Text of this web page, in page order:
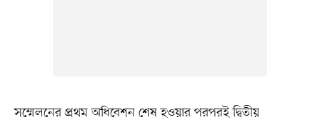
সম্মেলনের প্রথম অধিবেশন শেষ হওয়ার পরপরই দ্বিতীয়